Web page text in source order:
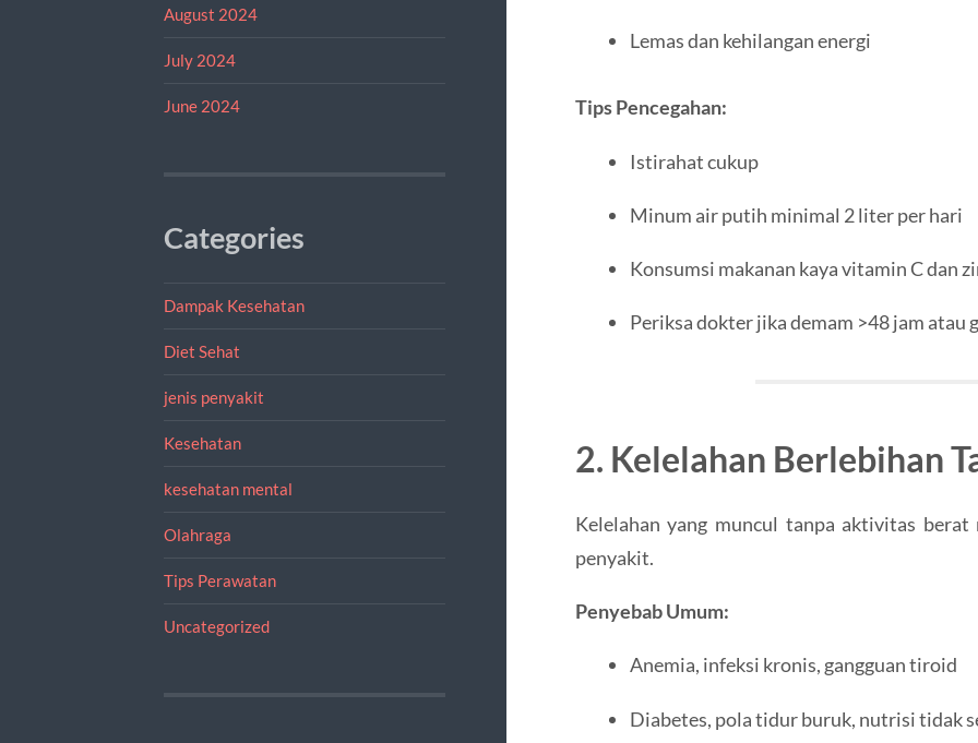
August 2024
July 2024
June 2024
Categories
Dampak Kesehatan
Diet Sehat
jenis penyakit
Kesehatan
kesehatan mental
Olahraga
Tips Perawatan
Uncategorized
Lemas dan kehilangan energi
Tips Pencegahan:
Istirahat cukup
Minum air putih minimal 2 liter per hari
Konsumsi makanan kaya vitamin C dan
Periksa dokter jika demam >48 jam atau
2. Kelelahan Berlebihan
Kelelahan yang muncul tanpa aktivitas berat
penyakit.
Penyebab Umum:
Anemia, infeksi kronis, gangguan tiroid
Diabetes, pola tidur buruk, nutrisi tidak